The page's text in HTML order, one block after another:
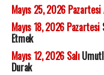
Mayıs 25, 2026 Pazartesi
Mayıs 18, 2026 Pazartesi
Etmek
Mayıs 12, 2026 Salı
Durak